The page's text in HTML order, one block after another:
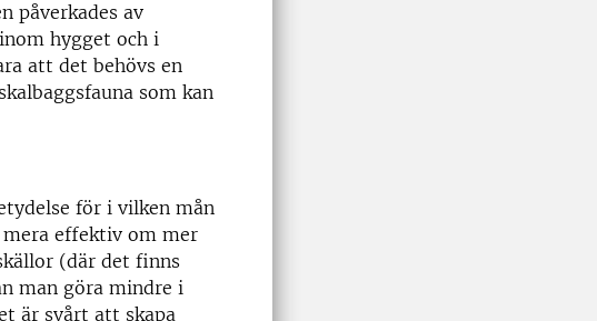
påverkades av
hygget och i
att det behövs en
som kan
för i vilken mån
effektiv om mer
(där det finns
man göra mindre i
är svårt att skapa